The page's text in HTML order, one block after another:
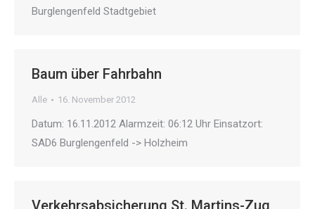
Burglengenfeld Stadtgebiet
Baum über Fahrbahn
Alle 16. November 2012
Datum: 16.11.2012 Alarmzeit: 06:12 Uhr Einsatzort:
SAD6 Burglengenfeld -> Holzheim